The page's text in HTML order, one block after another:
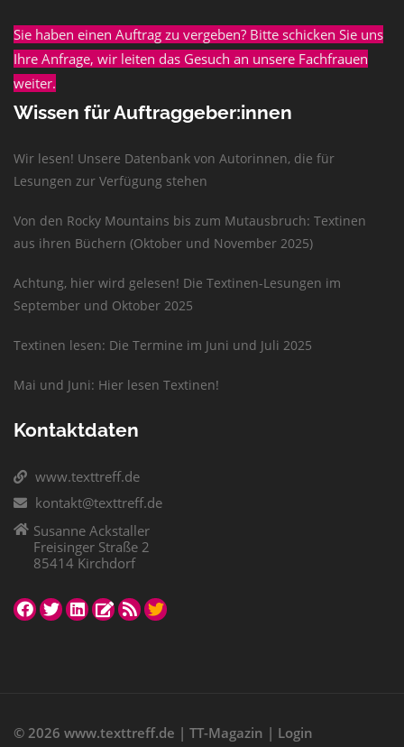
Sie haben einen Auftrag zu vergeben? Bitte schicken Sie uns
Ihre Anfrage, wir leiten das Gesuch an unsere Fachfrauen
weiter.
Wissen für Auftraggeber:innen
Wir lesen! Unsere Datenbank von Autorinnen, die für
Lesungen zur Verfügung stehen
Von den Rocky Mountains bis zum Mutausbruch: Textinen
aus ihren Büchern (Oktober und November 2025)
Achtung, hier wird gelesen! Die Textinen-Lesungen im
September und Oktober 2025
Textinen lesen: Die Termine im Juni und Juli 2025
Mai und Juni: Hier lesen Textinen!
Kontaktdaten
www.texttreff.de
kontakt@texttreff.de
Susanne Ackstaller
Freisinger Straße 2
85414 Kirchdorf
© 2026 www.texttreff.de | TT-Magazin | Login